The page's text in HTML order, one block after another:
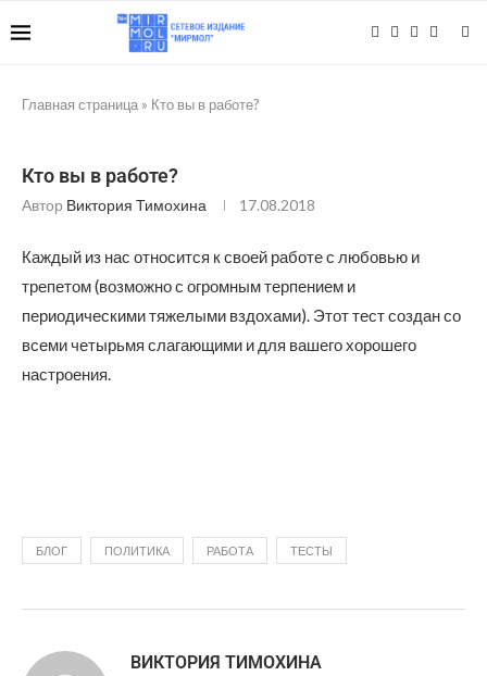
Главная страница » Кто вы в работе?
Кто вы в работе?
Автор Виктория Тимохина 17.08.2018
Каждый из нас относится к своей работе с любовью и
трепетом (возможно с огромным терпением и
периодическими тяжелыми вздохами). Этот тест создан со
всеми четырьмя слагающими и для вашего хорошего
настроения.
БЛОГ ПОЛИТИКА РАБОТА ТЕСТЫ
ВИКТОРИЯ ТИМОХИНА